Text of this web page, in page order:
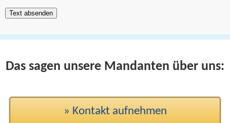
Das sagen unsere Mandanten über uns:
» Kontakt aufnehmen